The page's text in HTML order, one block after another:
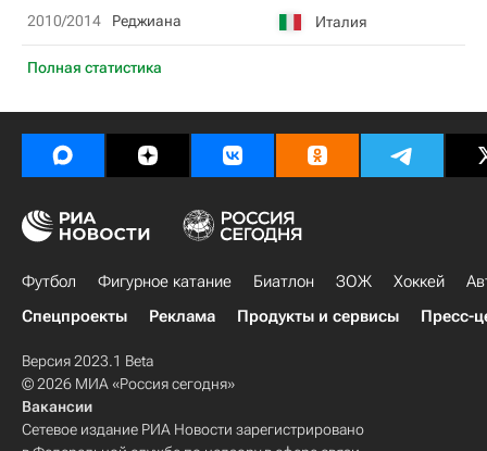
Полная статистика
2010/2014 Реджиана Италия
Футбол Фигурное катание Биатлон ЗОЖ Хоккей
Спецпроекты
Реклама Продукты и сервисы Пресс-
Версия 2023.1 Beta
© 2026 МИА «Россия сегодня»
Вакансии
Сетевое издание РИА Новости зарегистрировано